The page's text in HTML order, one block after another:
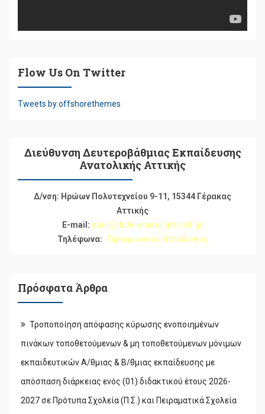
Flow Us On Twitter
Tweets by offshorethemes
Διεύθυνση Δευτεροβάθμιας Εκπαίδευσης
Ανατολικής Αττικής
Δ/νση: Ηρώων Πολυτεχνείου 9-11, 15344 Γέρακας
Αττικής
E-mail: mail@dide-anatol.att.sch.gr
Τηλέφωνα: Τηλεφωνικός Κατάλογος
Πρόσφατα Άρθρα
Τροποποίηση απόφασης κύρωσης ενοποιημένων
πινάκων τοποθετούμενων & μη τοποθετούμενων μόνιμων
εκπαιδευτικών Α/θμιας & Β/θμιας εκπαίδευσης με
απόσπαση διάρκειας ενός (01) διδακτικού έτους 2026-
2027 σε Πρότυπα Σχολεία (Π.Σ.) και Πειραματικά Σχολεία